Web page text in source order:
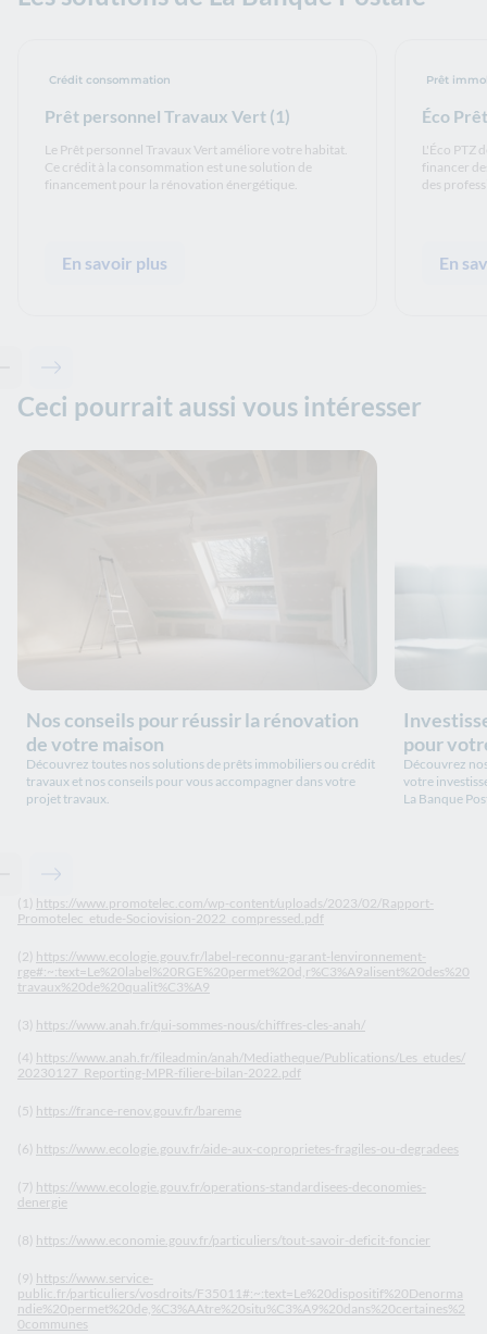
Prêt personnel Travaux Vert (1)
Crédit consommation
Le Prêt personnel Travaux Vert améliore votre habitat.
Ce crédit à la consommation est une solution de
financement pour la rénovation énergétique.
En savoir plus
Éco
Prêt
L'Éco PTZ
financer
des
En
Contenu précédent - Les solutions de La Banque Postale
Contenu suivant - Les solutions de La Banque Postale
Ceci pourrait aussi vous intéresser
Nos conseils pour réussir la rénovation
de votre maison
Découvrez toutes nos solutions de prêts immobiliers ou crédit
travaux et nos conseils pour vous accompagner dans votre
projet travaux.
pour
Découvrez
votre
La Banque
Contenu précédent - Ceci pourrait aussi vous intéresser
Contenu suivant - Ceci pourrait aussi vous intéresser
(1) https://www.promotelec.com/wp-content/uploads/2023/02/Rapport-
Promotelec_etude-Sociovision-2022_compressed.pdf
(2) https://www.ecologie.gouv.fr/label-reconnu-garant-lenvironnement-
rge#:~:text=Le%20label%20RGE%20permet%20d,r%C3%A9alisent%20des%20
travaux%20de%20qualit%C3%A9
(3) https://www.anah.fr/qui-sommes-nous/chiffres-cles-anah/
(4) https://www.anah.fr/fileadmin/anah/Mediatheque/Publications/Les_etudes/
20230127_Reporting-MPR-filiere-bilan-2022.pdf
(5) https://france-renov.gouv.fr/bareme
(6) https://www.ecologie.gouv.fr/aide-aux-coproprietes-fragiles-ou-degradees
(7) https://www.ecologie.gouv.fr/operations-standardisees-deconomies-
denergie
(8) https://www.economie.gouv.fr/particuliers/tout-savoir-deficit-foncier
(9) https://www.service-
public.fr/particuliers/vosdroits/F35011#:~:text=Le%20dispositif%20Denorma
ndie%20permet%20de,%C3%AAtre%20situ%C3%A9%20dans%20certaines%2
0communes